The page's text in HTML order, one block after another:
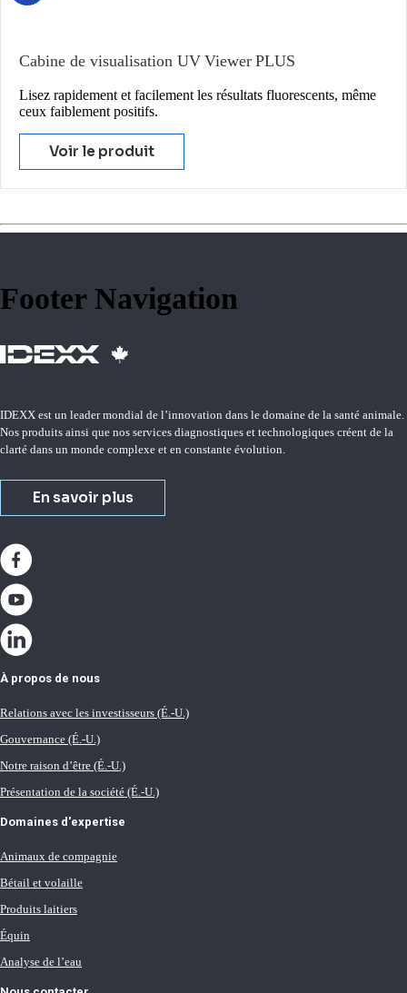
Cabine de visualisation UV Viewer PLUS
Lisez rapidement et facilement les résultats fluorescents, même
ceux faiblement positifs.
Voir le produit
Footer Navigation
IDEXX est un leader mondial de l’innovation dans le domaine de la santé animale.
Nos produits ainsi que nos services diagnostiques et technologiques créent de la
clarté dans un monde complexe et en constante évolution.
En savoir plus
À propos de nous
Relations avec les investisseurs (É.-U.)
Gouvernance (É.-U.)
Notre raison d’être (É.-U.)
Présentation de la société (É.-U.)
Domaines d'expertise
Animaux de compagnie
Bétail et volaille
Produits laitiers
Équin
Analyse de l’eau